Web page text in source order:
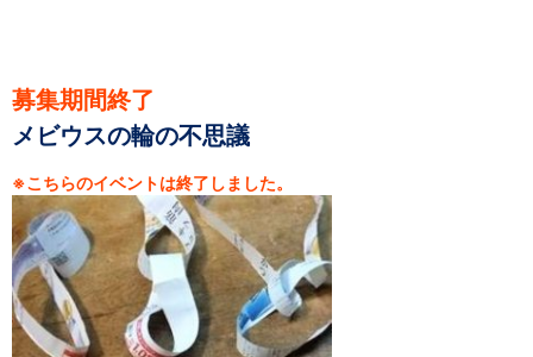
メガスターご紹介
投影メニュー
投影時間・料金
プラネタリウム解説員
イベント
当日参加
事前申込
その他
施設案内
自然体験
天文体験
フロア案内
屋外展示 D51形蒸気機関車
利用案内
開館時間・プラネタリウム投影時間・観覧料
カフェ・ショップ
アクセス・駐車場
科学館資料の特別利用料
団体利用予約
学校団体
幼稚園・保育園団体
一般団体
かわさき星空ウォッチング
出前科学実験教室
プラネタリウム一般団体貸切利用「星空自由空間」
科学館概要
募集期間終了
メビウスの輪の不思議
※こちらのイベントは終了しました。